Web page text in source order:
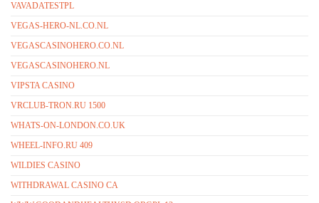
VAVADATESTPL
VEGAS-HERO-NL.CO.NL
VEGASCASINOHERO.CO.NL
VEGASCASINOHERO.NL
VIPSTA CASINO
VRCLUB-TRON.RU 1500
WHATS-ON-LONDON.CO.UK
WHEEL-INFO.RU 409
WILDIES CASINO
WITHDRAWAL CASINO CA